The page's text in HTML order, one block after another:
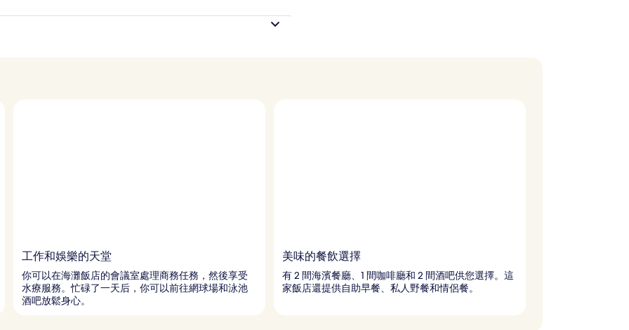
工作和娛樂的天堂
你可以在海灘飯店的會議室處理商務任務，然後享受
水療服務。忙碌了一天后，你可以前往網球場和泳池
酒吧放鬆身心。
美味的餐飲選擇
有 2 間海濱餐廳、1 間咖啡廳和 2 間酒吧供您選擇。這
家飯店還提供自助早餐、私人野餐和情侶餐。